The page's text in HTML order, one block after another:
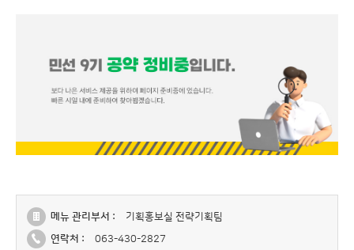
메뉴 관리부서 :
기획홍보실 전략기획팀
연락처 :
063-430-2827